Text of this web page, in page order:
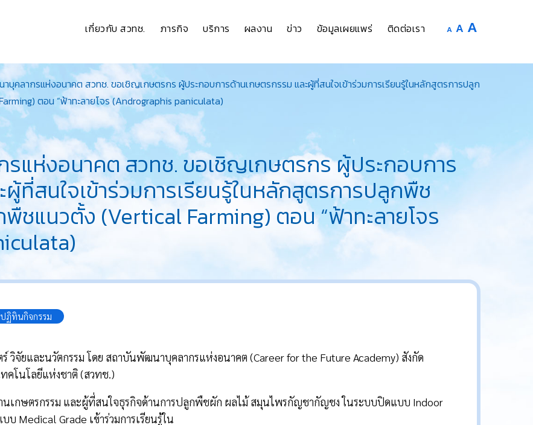
เกี่ยวกับ สวทช. ภารกิจ บริการ ผลงาน ข่าว ข้อมูลเผยแพร่ ติดต่อเรา A Decrease
A Reset
size.
A
size.
คลากรแห่งอนาคต สวทช. ขอเชิญเกษตรกร ผู้ประกอบการด้านเกษตรกรรม และผู้ที่สนใจเข้าร่วมการเรียนรู้ในหลักสูตรการปลูก
ตอน “ฟ้าทะลายโจร (Andrographis paniculata)
แห่งอนาคต สวทช. ขอเชิญเกษตรกร ผู้ประกอบการ
ที่สนใจเข้าร่วมการเรียนรู้ในหลักสูตรการปลูกพืช
ชแนวตั้ง (Vertical Farming) ตอน “ฟ้าทะลายโจร
ปฏิทินกิจกรรม
ร์ วิจัยและนวัตกรรม โดย สถาบันพัฒนาบุคลากรแห่งอนาคต (Career for the Future Academy) สังกัด
คโนโลยีแห่งชาติ (สวทช.)
นเกษตรกรรม และผู้ที่สนใจธุรกิจด้านการปลูกพืชผัก ผลไม้ สมุนไพรกัญชากัญชง ในระบบปิดแบบ Indoor
Medical Grade เข้าร่วมการเรียนรู้ใน